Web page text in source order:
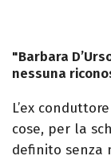
"Barbara
nessuna
L’ex
cose, per la
definito senza